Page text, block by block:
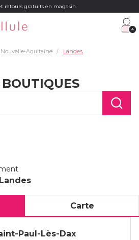
retours gratuits en magasin
Nouvelle-Aquitaine Landes
Carte
Paul-Lès-Dax